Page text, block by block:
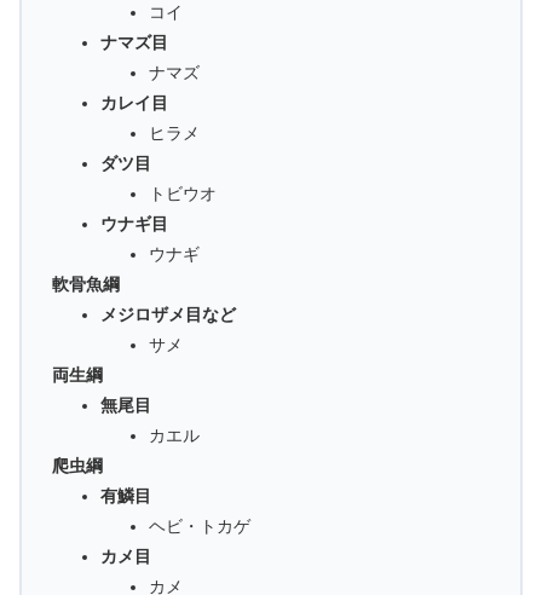
コイ
ナマズ目
ナマズ
カレイ目
ヒラメ
ダツ目
トビウオ
ウナギ目
ウナギ
軟骨魚綱
メジロザメ目など
サメ
両生綱
無尾目
カエル
爬虫綱
有鱗目
ヘビ・トカゲ
カメ目
カメ